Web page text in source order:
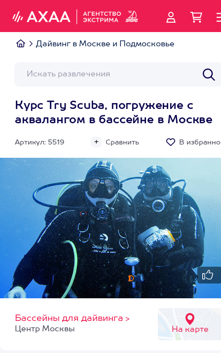
Дайвинг в Москве и Подмосковье
Курс Try Scuba, погружение с
аквалангом в бассейне в Москве
Артикул: 5519 Сравнить В
Бассейны для дайвинга >
На карте
Центр Москвы